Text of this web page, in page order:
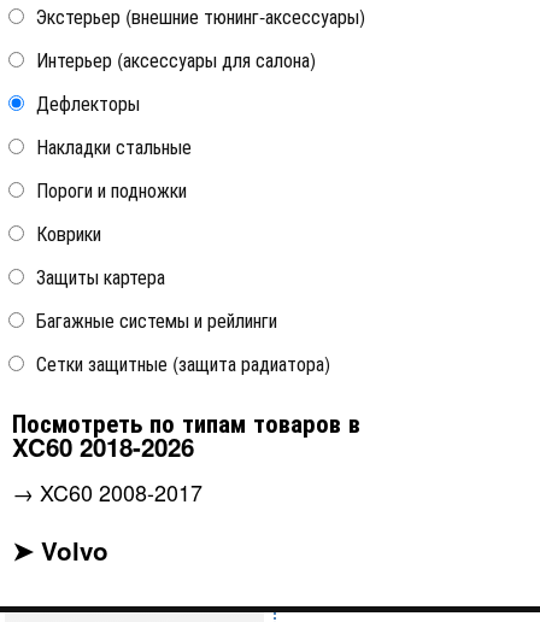
Экстерьер (внешние тюнинг-аксессуары)
Интерьер (аксессуары для салона)
Дефлекторы
Накладки стальные
Пороги и подножки
Коврики
Защиты картера
Багажные системы и рейлинги
Сетки защитные (защита радиатора)
Посмотреть по типам товаров в
XC60 2018-2026
→ XC60 2008-2017
➤ Volvo
Дефлекторы на окна с
молдингом OEM-Tuning
Volvo XC60 2018-
Дефлекторы на окна
Дефлекторы на окна черные
Autoclover (6 элементов)